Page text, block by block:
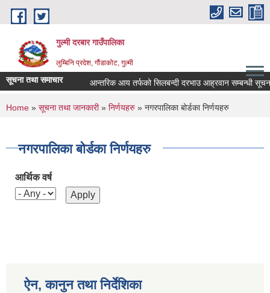
Skip to main content
गुल्मी दरबार गाउँपालिका
लुम्बिनि प्रदेश, गौंडाकोट, गुल्मी
सूचना तथा समाचार आन्तरिक आय तर्फको सिलबन्दी दरभाउ आह्रवान सम्बन्धी सूचना ।
You are here
Home » सूचना तथा जानकारी» निर्णयहरु » नगरपालिका बोर्डका निर्णयहरु
नगरपालिका बोर्डका निर्णयहरु
आर्थिक वर्ष
ऐन, कानुन तथा निर्देशिका